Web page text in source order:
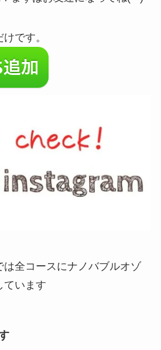
です。
は全コースにナノバブルオゾ
ています